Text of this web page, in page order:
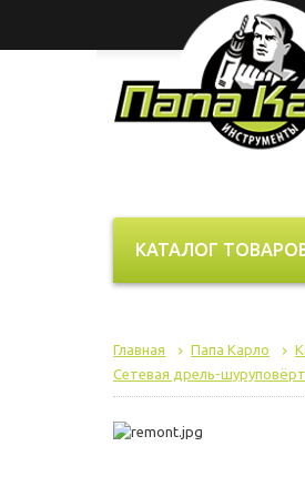
КАТАЛОГ
Главная Папа Карло
Сетевая дрель-